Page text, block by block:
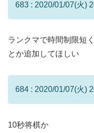
683 : 2020/01/07(火)
ランクマで時間制限短
とか追加してほしい
684 : 2020/01/07(火)
10秒将棋か